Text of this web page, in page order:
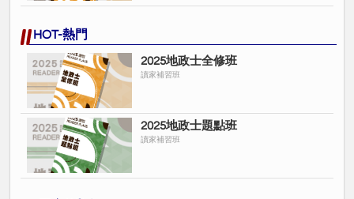
HOT-熱門
2025地政士全修班
讀家補習班
2025地政士題點班
讀家補習班